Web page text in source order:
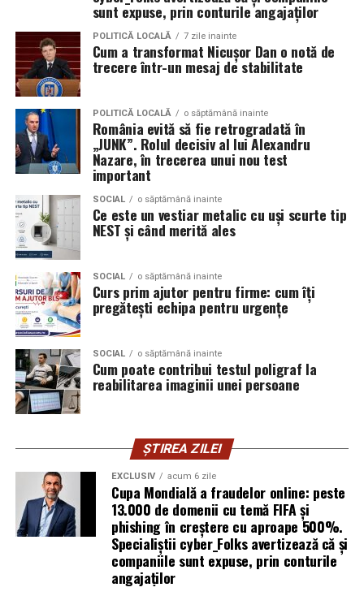
clienții. A pornit de la convingerea că oamenii cumpără
de la oameni, nu de la branduri, iar asta înseamnă că
prezența personală contează la fel de mult ca produsul.
Iuliana Gabriela Enescu
videografie cu dronă. Știe că domeniul ei este dominat
de bărbați și că vizibilitatea ei ca profesionistă este, în
sine, un argument.
Isabela Alexandruoferă servicii de consiliere de cuplu
și psihoterapie. Lucrează zilnic cu oameni care încearcă
să se înțeleagă mai bine și crede că autenticitatea
trebuie să înceapă de la ea.
Oana Teslarueste consultant financiar și expert în
investiții imobiliare. A ales să fie prezentă cu vocea ei
într-un domeniu în care credibilitatea se construiește
greu și se pierde repede.
Mirela Iacobvinde cosmetice naturale și lucrează cu
femei care vor produse în care au încredere. Prezența ei
publică este, pentru clientele ei, primul semn că brandul
este numerolog și lucrează cu
antreprenori care vor să ia decizii mai aliniate cu ce sunt
ei cu adevărat. Alege să fie vizibilă pentru că domeniul ei
câștigă credibilitate prin oameni, nu prin concepte.
Mihaela Antocheactivează în nutriție și sănătate.
Crede că informația corectă ajunge la oamenii potriviți
sunt expuse, prin conturile angajaților
POLITICĂ LOCALĂ 7 zile inainte
Cum a transformat Nicușor Dan o notă de
trecere într-un mesaj de stabilitate
POLITICĂ LOCALĂ o săptămână inainte
România evită să fie retrogradată în
„JUNK”. Rolul decisiv al lui Alexandru
Nazare, în trecerea unui nou test
important
SOCIAL o săptămână inainte
Ce este un vestiar metalic cu uși scurte tip
NEST și când merită ales
SOCIAL o săptămână inainte
Curs prim ajutor pentru firme: cum îți
pregătești echipa pentru urgențe
SOCIAL o săptămână inainte
Cum poate contribui testul poligraf la
reabilitarea imaginii unei persoane
ȘTIREA ZILEI
EXCLUSIV acum 6 zile
Cupa Mondială a fraudelor online: peste
13.000 de domenii cu temă FIFA și
phishing în creștere cu aproape 500%.
Specialiștii cyber_Folks avertizează că și
companiile sunt expuse, prin conturile
angajaților